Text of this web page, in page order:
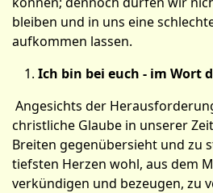
bleiben und in uns eine
aufkommen lassen.
Ich bin bei euch - im Wort
Angesichts der
christliche Glaube in unserer
Breiten gegenübersieht und zu
tiefsten Herzen wohl, aus dem
verkündigen und bezeugen, zu